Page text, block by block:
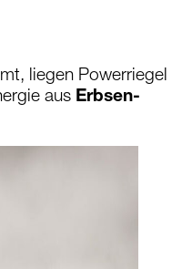
liegen Powerriegel
aus Erbsen-